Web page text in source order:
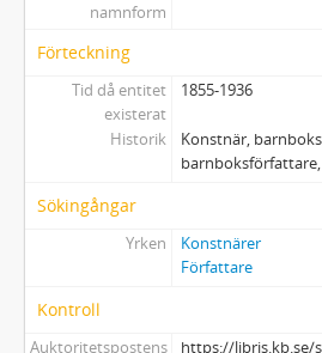
namnform
Förteckning
Tid då entitet
existerat
1855-1936
Historik
Konstnär,
Sökingångar
Yrken
Konstnärer
Författare
Kontroll
Auktoritetspostens https://libris.kb.se/